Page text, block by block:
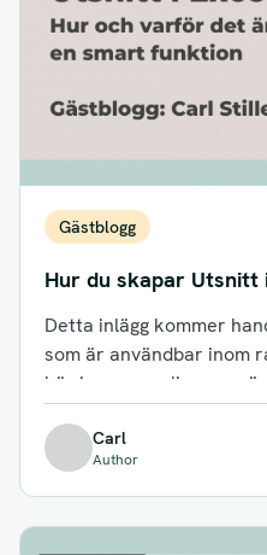
Gästblogg
Hur du skapar Utsnitt
snygg knapp utan en
Detta inlägg kommer
som är användbar inom
här jag personligen
Carl
Author